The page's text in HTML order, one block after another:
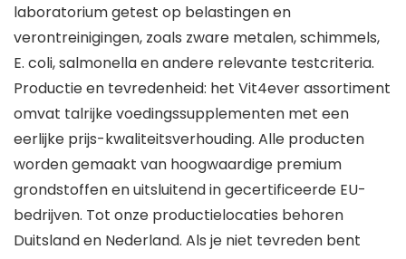
laboratorium getest op belastingen en
verontreinigingen, zoals zware metalen, schimmels,
E. coli, salmonella en andere relevante testcriteria.
Productie en tevredenheid: het Vit4ever assortiment
omvat talrijke voedingssupplementen met een
eerlijke prijs-kwaliteitsverhouding. Alle producten
worden gemaakt van hoogwaardige premium
grondstoffen en uitsluitend in gecertificeerde EU-
bedrijven. Tot onze productielocaties behoren
Duitsland en Nederland. Als je niet tevreden bent